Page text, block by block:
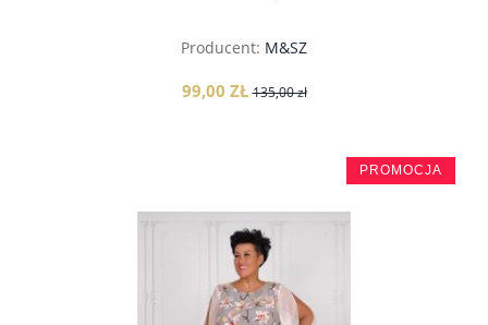
Producent: M&SZ
99,00 ZŁ 135,00 zł
do koszyka
PROMOCJA